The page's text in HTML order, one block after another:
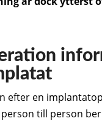
efter en
till person